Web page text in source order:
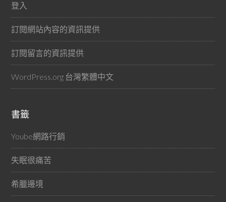
登入
訂閱網站內容的資訊提供
訂閱留言的資訊提供
WordPress.org 台灣繁體中文
書籤
Yoube網路行銷
失眠很痛苦
希臘邊境